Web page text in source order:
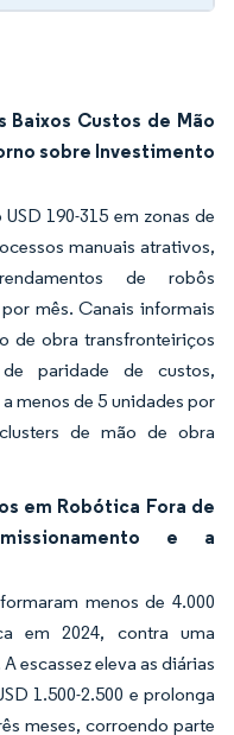
Baixos Custos de Mão
sobre Investimento
190-315 em zonas de
manuais atrativos,
de robôs
mês. Canais informais
de obra transfronteiriços
paridade de custos,
menos de 5 unidades por
de mão de obra
em Robótica Fora de
e a
menos de 4.000
em 2024, contra uma
escassez eleva as diárias
1.500-2.500 e prolonga
meses, corroendo parte